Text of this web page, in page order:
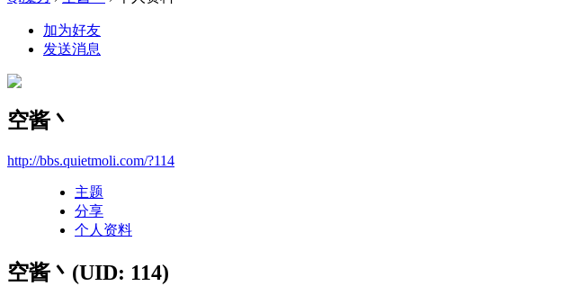
加为好友
发送消息
空酱丶
http://bbs.quietmoli.com/?114
主题
分享
个人资料
空酱丶 (UID: 114)